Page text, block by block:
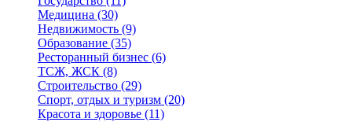
Медицина (30)
Недвижимость (9)
Образование (35)
Ресторанный бизнес (6)
ТСЖ, ЖСК (8)
Строительство (29)
Спорт, отдых и туризм (20)
Красота и здоровье (11)